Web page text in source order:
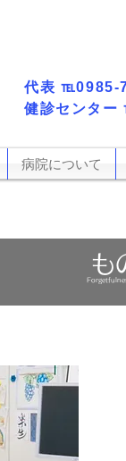
​健診センター
代表​ ℡0985-
病院について
も